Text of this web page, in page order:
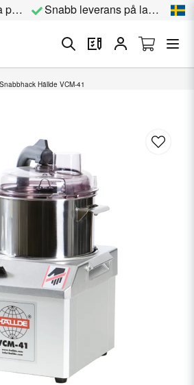
Snabb leverans på lagervara
Snabbhack Hällde VCM-41